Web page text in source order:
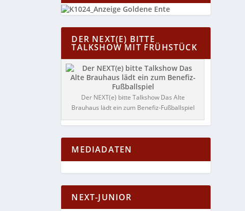
DER NEXT(E) BITTE
TALKSHOW MIT FRÜHSTÜCK
Der NEXT(e) bitte Talkshow Das Alte
Brauhaus lädt ein zum Benefiz-Fußballspiel
MEDIADATEN
NEXT-JUNIOR